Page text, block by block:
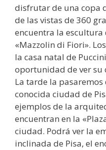
disfrutar de una copa
de las vistas de 360
encuentra la escultura
«Mazzolin di Fiori».
la casa natal de
oportunidad de ver su
La tarde la
conocida ciudad de
ejemplos de la
encuentran en la
ciudad. Podrá ver la
inclinada de Pisa, el